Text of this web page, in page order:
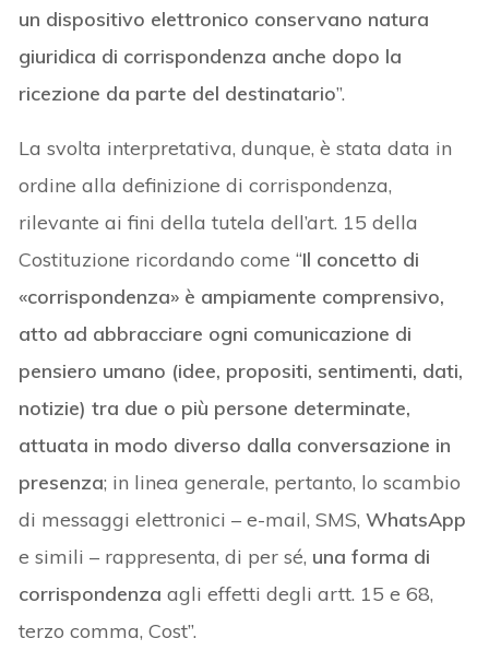
un dispositivo elettronico conservano natura
giuridica di corrispondenza anche dopo la
ricezione da parte del destinatario”.
La svolta interpretativa, dunque, è stata data in
ordine alla definizione di corrispondenza,
rilevante ai fini della tutela dell’art. 15 della
Costituzione ricordando come “Il concetto di
«corrispondenza» è ampiamente comprensivo,
atto ad abbracciare ogni comunicazione di
pensiero umano (idee, propositi, sentimenti, dati,
notizie) tra due o più persone determinate,
attuata in modo diverso dalla conversazione in
presenza; in linea generale, pertanto, lo scambio
di messaggi elettronici – e-mail, SMS,WhatsApp
e simili – rappresenta, di per sé, una forma di
corrispondenza agli effetti degli artt. 15 e 68,
terzo comma, Cost”.